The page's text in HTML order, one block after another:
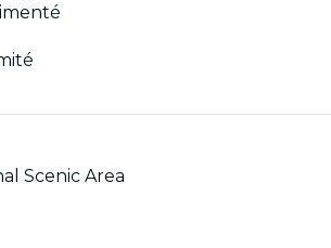
Scenic Area